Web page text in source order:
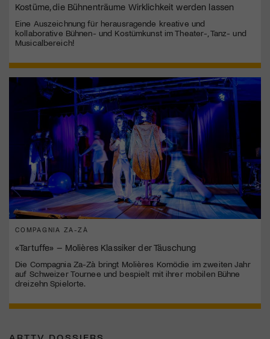
Kostüme, die Bühnenträume Wirklichkeit werden lassen
Eine Auszeichnung für herausragende kreative und
kollaborative Bühnen- und Kostümkunst im Theater-, Tanz- und
Musicalbereich!
COMPAGNIA ZA-ZÀ
«Tartuffe» – Molières Klassiker der Täuschung
Die Compagnia Za-Zà bringt Molières Komödie im zweiten Jahr
auf Schweizer Tournee und bespielt mit ihrer mobilen Bühne
dreizehn Spielorte.